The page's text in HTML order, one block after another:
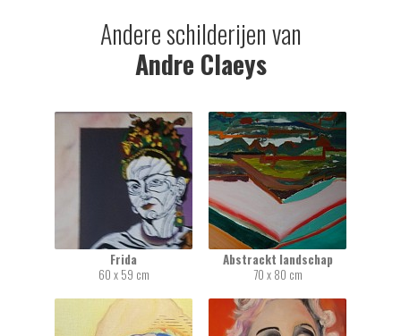
Andere schilderijen van
Andre Claeys
Frida
60 x 59 cm
Abstrackt landschap
70 x 80 cm